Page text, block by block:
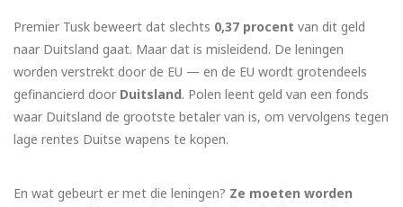
Premier Tusk beweert dat slechts 0,37 procent van dit geld
naar Duitsland gaat. Maar dat is misleidend. De leningen
worden verstrekt door de EU — en de EU wordt grotendeels
gefinancierd door Duitsland. Polen leent geld van een fonds
waar Duitsland de grootste betaler van is, om vervolgens tegen
lage rentes Duitse wapens te kopen.
En wat gebeurt er met die leningen? Ze moeten worden